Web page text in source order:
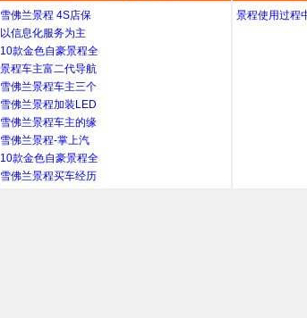
雪佛兰景程 4S店保
以信息化服务为主
10款金色自豪景程全
景程车主富二代导航
雪佛兰景程车主三个
雪佛兰景程加装LED
雪佛兰景程车主的缘
雪佛兰景程-掌上汽
10款金色自豪景程全
雪佛兰景程买车经历
景程使用过程